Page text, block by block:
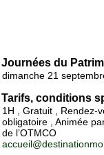
Journées du
dimanche 21
Tarifs, conditions
1H , Gratuit , Rendez-
obligatoire , Animée
de l’OTMCO